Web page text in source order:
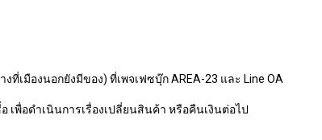
เมืองนอกยังมีของ) ที่เพจเฟซบุ๊ก AREA-23 และ Line OA
พื่อดำเนินการเรื่องเปลี่ยนสินค้า หรือคืนเงินต่อไป